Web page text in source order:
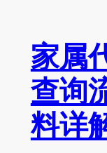
家属
查询
料详